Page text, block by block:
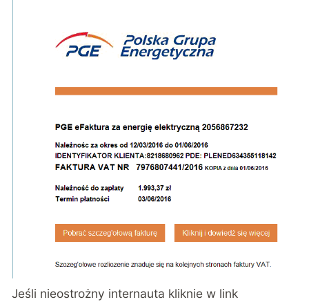
Jeśli nieostrożny internauta kliknie w link